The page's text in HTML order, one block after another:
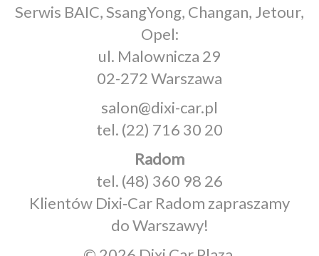
Serwis BAIC, SsangYong, Changan, Jetour,
Opel:
ul. Malownicza 29
02-272 Warszawa
salon@dixi-car.pl
tel. (22) 716 30 20
Radom
tel. (48) 360 98 26
Klientów Dixi‑Car Radom zapraszamy
do Warszawy!